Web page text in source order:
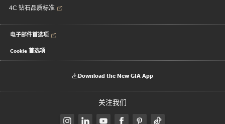
4C 钻石品质标准
电子邮件首选项
Cookie 首选项
Download the New GIA App
关注我们